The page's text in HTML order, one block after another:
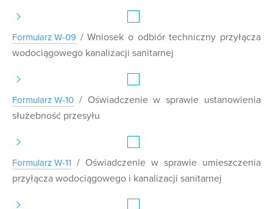
Formularz W-09 / Wniosek o odbiór techniczny przyłącza
wodociągowego kanalizacji sanitarnej
Formularz W-10 / Oświadczenie w sprawie ustanowienia
służebność przesyłu
Formularz W-11 / Oświadczenie w sprawie umieszczenia
przyłącza wodociągowego i kanalizacji sanitarnej